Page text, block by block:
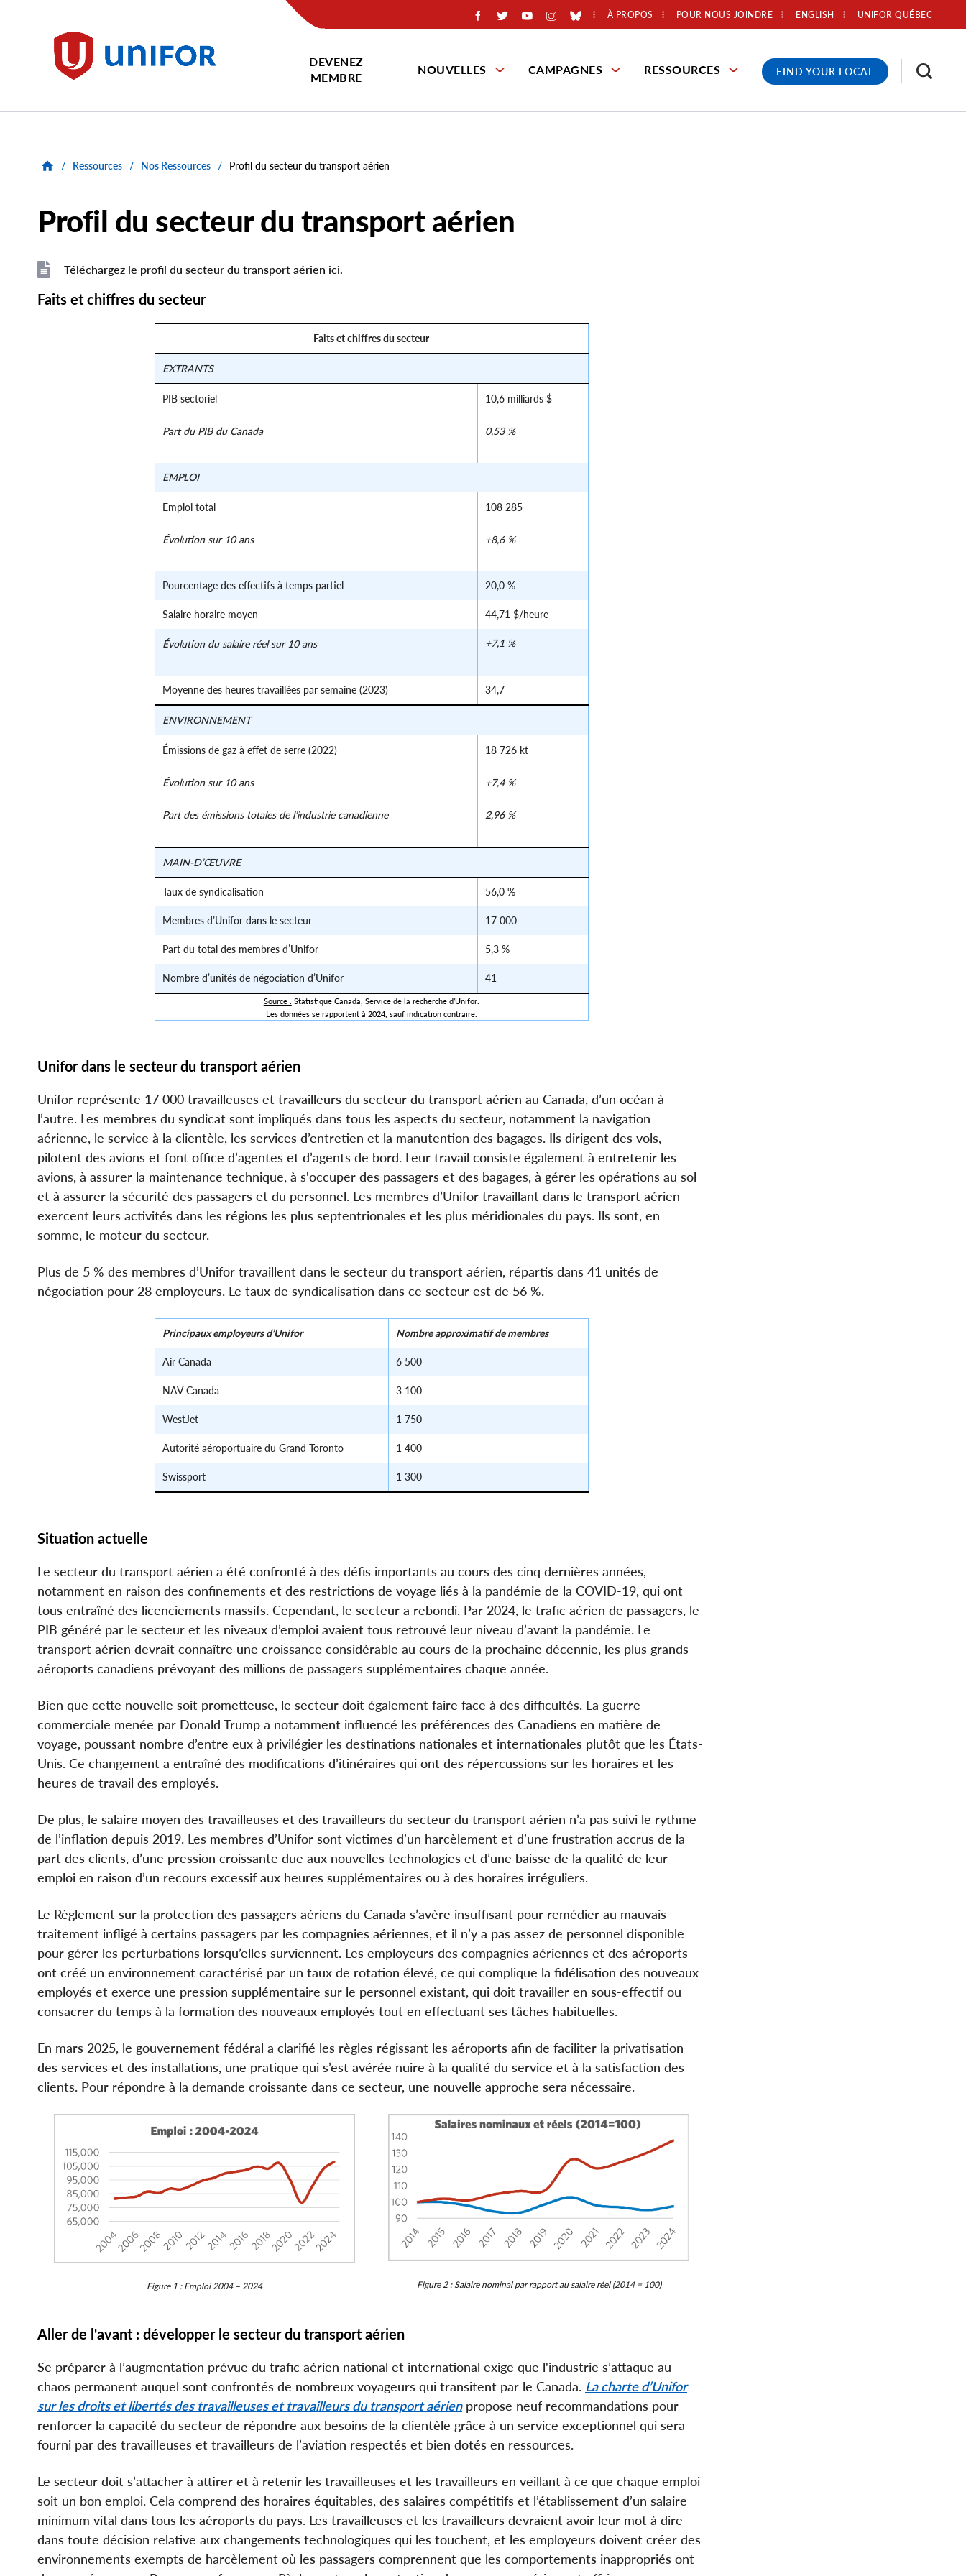
Unifor
À PROPOS POUR NOUS JOINDRE UNIFOR QUÉBEC
ENGLISH
DEVENEZ
MEMBRE
NOUVELLES CAMPAGNES RESSOURCES FIND YOUR LOCAL
/ Ressources / Nos Ressources / Profil du secteur du transport aérien
Profil du secteur du transport aérien
File
File
Téléchargez le profil du secteur du transport aérien ici.
Faits et chiffres du secteur
Faits et chiffres du secteur
EXTRANTS
PIB sectoriel
Part du PIB du Canada
10,6 milliards $
0,53 %
EMPLOI
Emploi total
Évolution sur 10 ans
108 285
+8,6 %
Pourcentage des effectifs à temps partiel 20,0 %
Salaire horaire moyen 44,71 $/heure
Évolution du salaire réel sur 10 ans +7,1 %
Moyenne des heures travaillées par semaine (2023) 34,7
ENVIRONNEMENT
Émissions de gaz à effet de serre (2022)
Évolution sur 10 ans
Part des émissions totales de l’industrie canadienne
18 726 kt
+7,4 %
2,96 %
MAIN-D’ŒUVRE
Taux de syndicalisation 56,0 %
Membres d’Unifor dans le secteur 17 000
Part du total des membres d’Unifor 5,3 %
Nombre d’unités de négociation d’Unifor 41
Source : Statistique Canada, Service de la recherche d’Unifor.
Les données se rapportent à 2024, sauf indication contraire.
Unifor dans le secteur du transport aérien
Unifor représente 17 000 travailleuses et travailleurs du secteur du transport aérien au Canada, d’un océan à
l’autre. Les membres du syndicat sont impliqués dans tous les aspects du secteur, notamment la navigation
aérienne, le service à la clientèle, les services d’entretien et la manutention des bagages. Ils dirigent des vols,
pilotent des avions et font office d’agentes et d’agents de bord. Leur travail consiste également à entretenir les
avions, à assurer la maintenance technique, à s'occuper des passagers et des bagages, à gérer les opérations au sol
et à assurer la sécurité des passagers et du personnel. Les membres d’Unifor travaillant dans le transport aérien
exercent leurs activités dans les régions les plus septentrionales et les plus méridionales du pays. Ils sont, en
somme, le moteur du secteur.
Plus de 5 % des membres d’Unifor travaillent dans le secteur du transport aérien, répartis dans 41 unités de
négociation pour 28 employeurs. Le taux de syndicalisation dans ce secteur est de 56 %.
Principaux employeurs d’Unifor Nombre approximatif de membres
Air Canada 6 500
NAV Canada 3 100
WestJet 1 750
Autorité aéroportuaire du Grand Toronto 1 400
Swissport 1 300
Situation actuelle
Le secteur du transport aérien a été confronté à des défis importants au cours des cinq dernières années,
notamment en raison des confinements et des restrictions de voyage liés à la pandémie de la COVID-19, qui ont
tous entraîné des licenciements massifs. Cependant, le secteur a rebondi. Par 2024, le trafic aérien de passagers, le
PIB généré par le secteur et les niveaux d’emploi avaient tous retrouvé leur niveau d’avant la pandémie. Le
transport aérien devrait connaître une croissance considérable au cours de la prochaine décennie, les plus grands
aéroports canadiens prévoyant des millions de passagers supplémentaires chaque année.
Bien que cette nouvelle soit prometteuse, le secteur doit également faire face à des difficultés. La guerre
commerciale menée par Donald Trump a notamment influencé les préférences des Canadiens en matière de
voyage, poussant nombre d’entre eux à privilégier les destinations nationales et internationales plutôt que les États-
Unis. Ce changement a entraîné des modifications d’itinéraires qui ont des répercussions sur les horaires et les
heures de travail des employés.
De plus, le salaire moyen des travailleuses et des travailleurs du secteur du transport aérien n’a pas suivi le rythme
de l’inflation depuis 2019. Les membres d’Unifor sont victimes d’un harcèlement et d’une frustration accrus de la
part des clients, d’une pression croissante due aux nouvelles technologies et d’une baisse de la qualité de leur
emploi en raison d’un recours excessif aux heures supplémentaires ou à des horaires irréguliers.
Le Règlement sur la protection des passagers aériens du Canada s’avère insuffisant pour remédier au mauvais
traitement infligé à certains passagers par les compagnies aériennes, et il n’y a pas assez de personnel disponible
pour gérer les perturbations lorsqu’elles surviennent. Les employeurs des compagnies aériennes et des aéroports
ont créé un environnement caractérisé par un taux de rotation élevé, ce qui complique la fidélisation des nouveaux
employés et exerce une pression supplémentaire sur le personnel existant, qui doit travailler en sous-effectif ou
consacrer du temps à la formation des nouveaux employés tout en effectuant ses tâches habituelles.
En mars 2025, le gouvernement fédéral a clarifié les règles régissant les aéroports afin de faciliter la privatisation
des services et des installations, une pratique qui s’est avérée nuire à la qualité du service et à la satisfaction des
clients. Pour répondre à la demande croissante dans ce secteur, une nouvelle approche sera nécessaire.
Figure 1 : Emploi 2004 – 2024 Figure 2 : Salaire nominal par rapport au salaire réel (2014 = 100)
Aller de l'avant : développer le secteur du transport aérien
Se préparer à l’augmentation prévue du trafic aérien national et international exige que l'industrie s’attaque au
chaos permanent auquel sont confrontés de nombreux voyageurs qui transitent par le Canada. La charte d’Unifor
sur les droits et libertés des travailleuses et travailleurs du transport aérienpropose neuf recommandations pour
renforcer la capacité du secteur de répondre aux besoins de la clientèle grâce à un service exceptionnel qui sera
fourni par des travailleuses et travailleurs de l’aviation respectés et bien dotés en ressources.
Le secteur doit s’attacher à attirer et à retenir les travailleuses et les travailleurs en veillant à ce que chaque emploi
soit un bon emploi. Cela comprend des horaires équitables, des salaires compétitifs et l’établissement d’un salaire
minimum vital dans tous les aéroports du pays. Les travailleuses et les travailleurs devraient avoir leur mot à dire
dans toute décision relative aux changements technologiques qui les touchent, et les employeurs doivent créer des
environnements exempts de harcèlement où les passagers comprennent que les comportements inappropriés ont